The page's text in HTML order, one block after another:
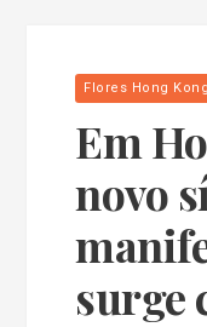
Flores Hong Kong
Em
novo
surge